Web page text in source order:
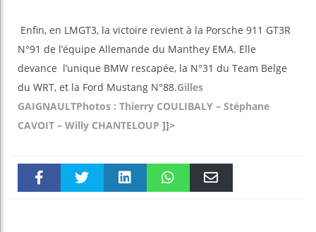
Enfin, en LMGT3, la victoire revient à la Porsche 911 GT3R
N°91 de l’équipe Allemande du Manthey EMA. Elle
devance l’unique BMW rescapée, la N°31 du Team Belge
du WRT, et la Ford Mustang N°88.Gilles
GAIGNAULTPhotos : Thierry COULIBALY – Stéphane
CAVOIT – Willy CHANTELOUP ]]>